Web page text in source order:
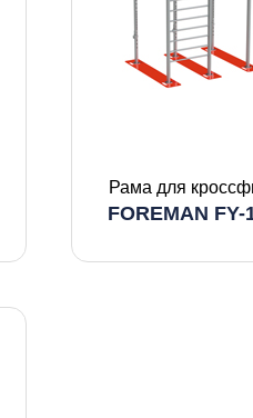
Рама для
FOREMAN FY-